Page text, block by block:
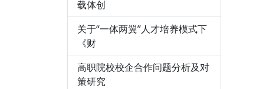
载体创
关于“一体两翼”人才培养模式下
《财
高职院校校企合作问题分析及对
策研究